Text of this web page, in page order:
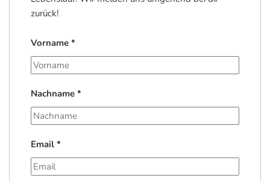
zurück!
Vorname *
Nachname *
Email *